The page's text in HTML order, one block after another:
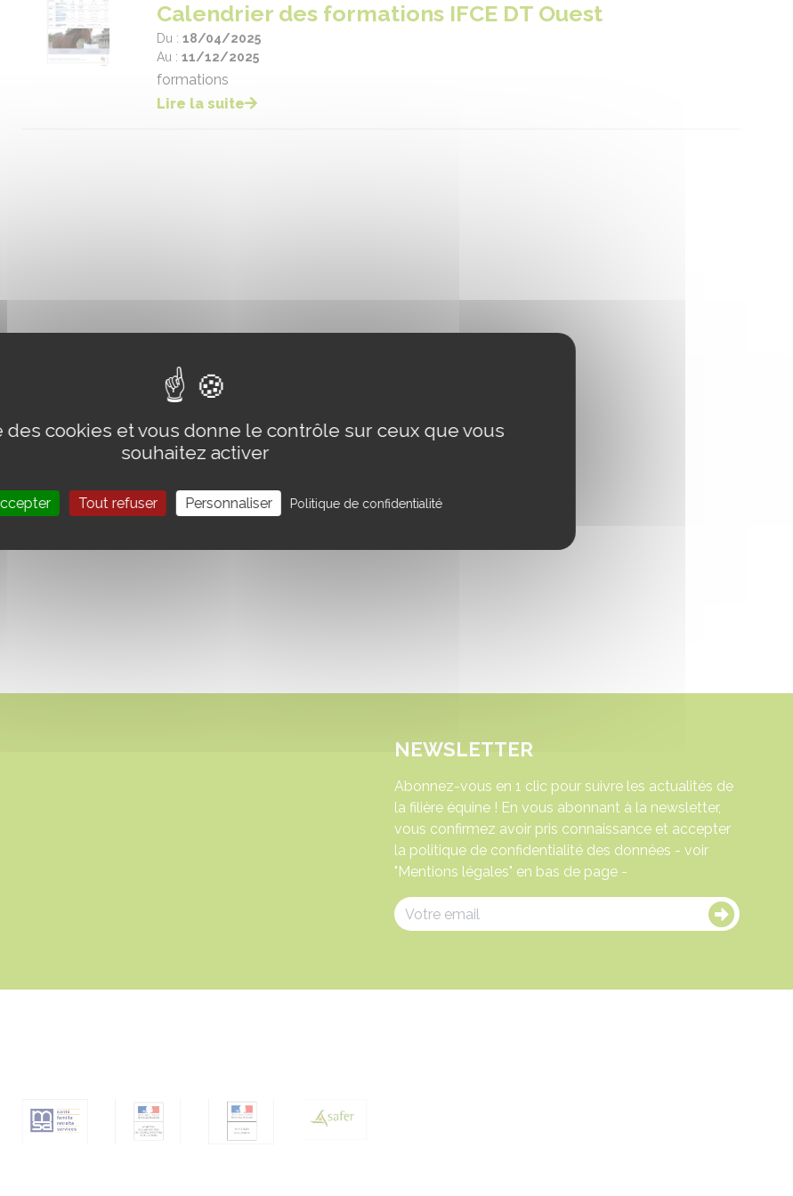
Calendrier des formations IFCE DT Ouest
Du : 18/04/2025
Au : 11/12/2025
formations
Lire la suite
NEWSLETTER
Abonnez-vous en 1 clic pour suivre les actualités de
la filière équine ! En vous abonnant à la newsletter,
vous confirmez avoir pris connaissance et accepter
la politique de confidentialité des données - voir
"Mentions légales" en bas de page -
des cookies et vous donne le contrôle sur ceux que vous
souhaitez activer
Tout refuser Personnaliser Politique de confidentialité